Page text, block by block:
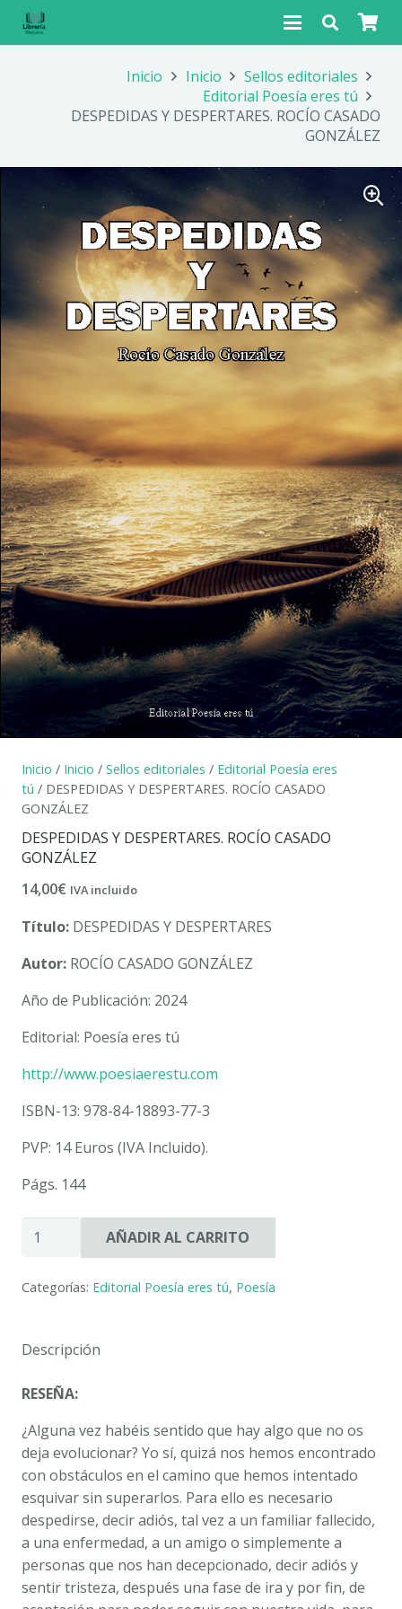
Inicio Inicio
Sellos editoriales
Editorial Poesía eres tú
DESPEDIDAS Y DESPERTARES. ROCÍO CASADO
GONZÁLEZ
Inicio / Inicio / Sellos editoriales / Editorial Poesía eres
tú / DESPEDIDAS Y DESPERTARES. ROCÍO CASADO
GONZÁLEZ
DESPEDIDAS Y DESPERTARES. ROCÍO CASADO
GONZÁLEZ
14,00€ IVA incluido
Título: DESPEDIDAS Y DESPERTARES
Autor: ROCÍO CASADO GONZÁLEZ
Año de Publicación: 2024
Editorial: Poesía eres tú
http://www.poesiaerestu.com
ISBN-13: 978-84-18893-77-3
PVP: 14 Euros (IVA Incluido).
Págs. 144
DESPEDIDAS
ROCÍO
GONZÁLEZ
cantidad
AÑADIR AL CARRITO
Categorías: Editorial Poesía eres tú, Poesía
Descripción
RESEÑA:
¿Alguna vez habéis sentido que hay algo que no os
deja evolucionar? Yo sí, quizá nos hemos encontrado
con obstáculos en el camino que hemos intentado
esquivar sin superarlos. Para ello es necesario
despedirse, decir adiós, tal vez a un familiar fallecido,
a una enfermedad, a un amigo o simplemente a
personas que nos han decepcionado, decir adiós y
sentir tristeza, después una fase de ira y por fin, de